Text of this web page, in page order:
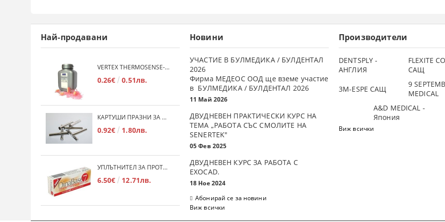
Най-продавани
VERTEX THERMOSENSE- ГРАНУЛАТ ЗА МЕКИ ПРОТЕЗИ
0.26€ 0.51лв.
КАРТУШИ ПРАЗНИ ЗА МЕКА ПЛАСТМАСА
0.92€ 1.80лв.
УПЛЪТНИТЕЛ ЗА ПРОТЕЗИ DINABASE 7
6.50€ 12.71лв.
Новини
УЧАСТИЕ В БУЛМЕДИКА / БУЛДЕНТАЛ
2026
Фирма МЕДЕОС ООД ще вземе участие
в БУЛМЕДИКА / БУЛДЕНТАЛ 2026
11 Май 2026
ДВУДНЕВЕН ПРАКТИЧЕСКИ КУРС НА
ТЕМА „РАБОТА СЪС СМОЛИТЕ НА
SENERTEK"
05 Фев 2025
ДВУДНЕВЕН КУРС ЗА РАБОТА С
ЕXOCAD.
18 Ное 2024
Абонирай се за новини
Виж всички
Производители
DENTSPLY -
АНГЛИЯ
FLEXITE
САЩ
3М-ESPE САЩ
9
MEDICAL
A&D MEDICAL -
Япония
Виж всички